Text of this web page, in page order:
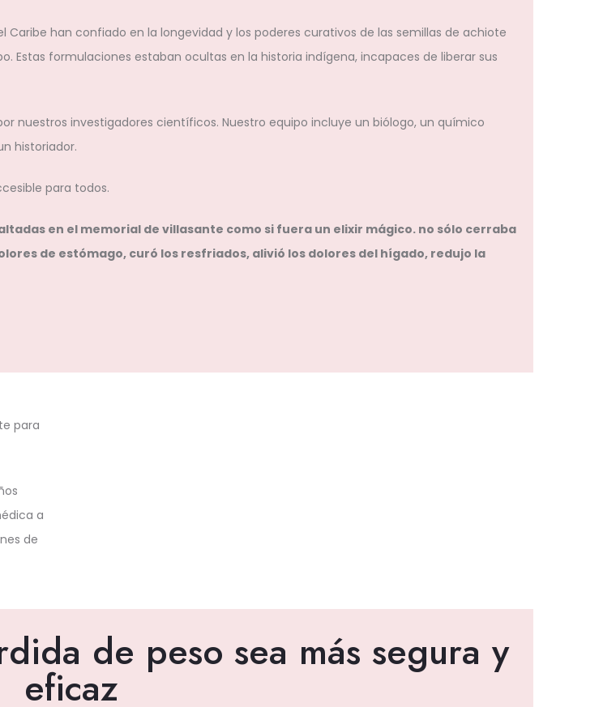
han confiado en la longevidad y los poderes curativos de las semillas de achiote
Estas formulaciones estaban ocultas en la historia indígena, incapaces de liberar sus
nuestros investigadores científicos. Nuestro equipo incluye un biólogo, un químico
historiador.
para todos.
en el memorial de villasante como si fuera un elixir mágico. no sólo cerraba
de estómago, curó los resfriados, alivió los dolores del hígado, redujo la
para
a
de
de peso sea más segura y
eficaz